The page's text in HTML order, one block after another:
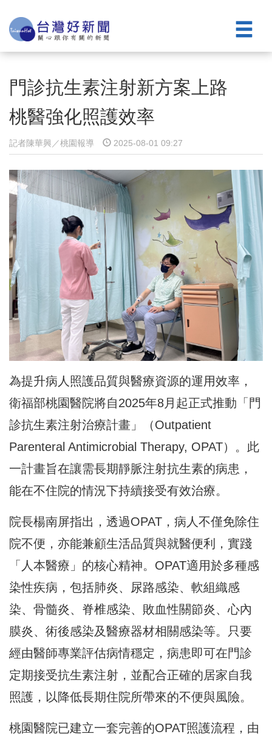
門診抗生素注射新方案上路
桃醫強化照護效率
記者陳華興／桃園報導 2025-08-01 09:27
為提升病人照護品質與醫療資源的運用效率，
衛福部桃園醫院將自2025年8月起正式推動「門
診抗生素注射治療計畫」（Outpatient
Parenteral Antimicrobial Therapy, OPAT）。此
一計畫旨在讓需長期靜脈注射抗生素的病患，
能在不住院的情況下持續接受有效治療。
院長楊南屏指出，透過OPAT，病人不僅免除住
院不便，亦能兼顧生活品質與就醫便利，實踐
「人本醫療」的核心精神。OPAT適用於多種感
染性疾病，包括肺炎、尿路感染、軟組織感
染、骨髓炎、脊椎感染、敗血性關節炎、心內
膜炎、術後感染及醫療器材相關感染等。只要
經由醫師專業評估病情穩定，病患即可在門診
定期接受抗生素注射，並配合正確的居家自我
照護，以降低長期住院所帶來的不便與風險。
桃園醫院已建立一套完善的OPAT照護流程，由